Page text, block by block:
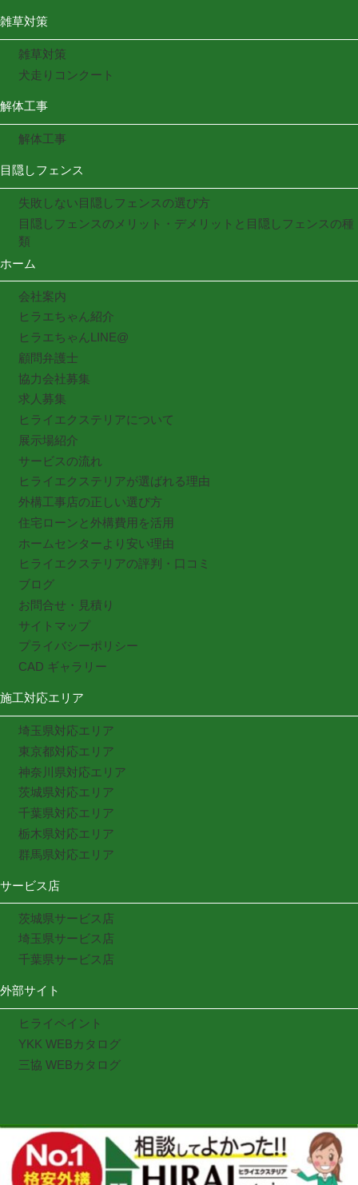
雑草対策
雑草対策
犬走りコンクート
解体工事
解体工事
目隠しフェンス
失敗しない目隠しフェンスの選び方
目隠しフェンスのメリット・デメリットと目隠しフェンスの種
類
ホーム
会社案内
ヒラエちゃん紹介
ヒラエちゃんLINE@
顧問弁護士
協力会社募集
求人募集
ヒライエクステリアについて
展示場紹介
サービスの流れ
ヒライエクステリアが選ばれる理由
外構工事店の正しい選び方
住宅ローンと外構費用を活用
ホームセンターより安い理由
ヒライエクステリアの評判・口コミ
ブログ
お問合せ・見積り
サイトマップ
プライバシーポリシー
CAD ギャラリー
施工対応エリア
埼玉県対応エリア
東京都対応エリア
神奈川県対応エリア
茨城県対応エリア
千葉県対応エリア
栃木県対応エリア
群馬県対応エリア
サービス店
茨城県サービス店
埼玉県サービス店
千葉県サービス店
外部サイト
ヒライペイント
YKK WEBカタログ
三協 WEBカタログ